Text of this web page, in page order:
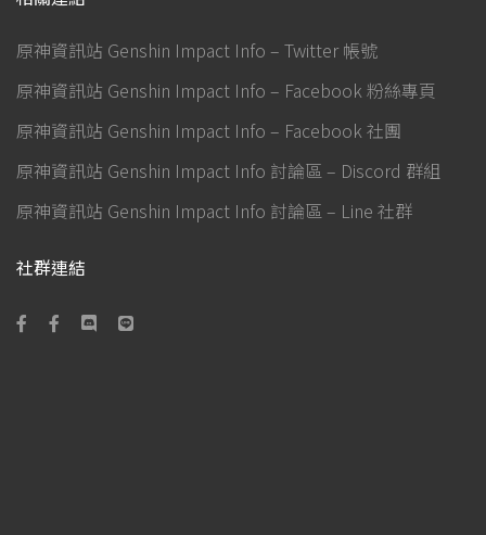
原神資訊站 Genshin Impact Info – Twitter 帳號
原神資訊站 Genshin Impact Info – Facebook 粉絲專頁
原神資訊站 Genshin Impact Info – Facebook 社團
原神資訊站 Genshin Impact Info 討論區 – Discord 群組
原神資訊站 Genshin Impact Info 討論區 – Line 社群
社群連結